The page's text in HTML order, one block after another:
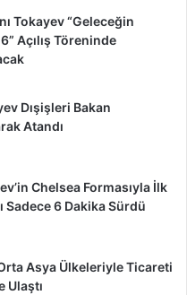
Tokayev “Geleceğin
Açılış Töreninde
Dışişleri Bakan
Atandı
Chelsea Formasıyla İlk
Sadece 6 Dakika Sürdü
Asya Ülkeleriyle Ticareti
Ulaştı